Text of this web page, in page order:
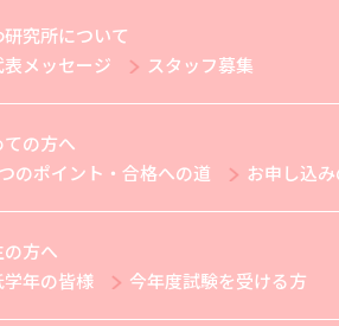
研究所について
表メッセージ
スタッフ募集
の方へ
のポイント・合格への道
お申し込
の方へ
学年の皆様
今年度試験を受ける方